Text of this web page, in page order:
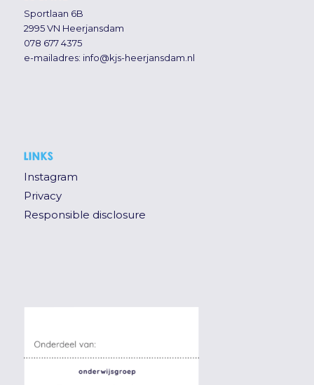
Sportlaan 6B
2995 VN Heerjansdam
078 677 4375
e-mailadres: info@kjs-heerjansdam.nl
LINKS
Instagram
Privacy
Responsible disclosure